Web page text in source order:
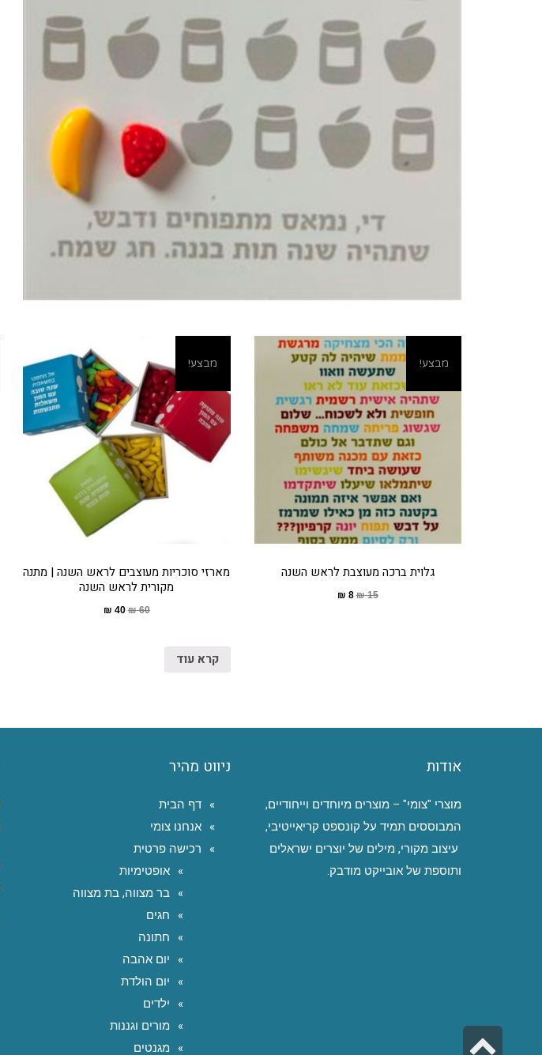
מוצרים קשורים
מבצע!
גלוית ברכה מעוצבת לראש השנה
15
₪
8
₪
מבצע!
מארזי סוכריות מעוצבים לראש השנה | מתנה
מקורית לראש השנה
60
₪
40
₪
קרא עוד
אודות
מוצרי "צומי" – מוצרים מיוחדים וייחודיים,
המבוססים תמיד על קונספט קריאייטיבי,
עיצוב מקורי, מילים של יוצרים ישראלים
ותוספת של אובייקט מודבק.
ניווט מהיר
דף הבית
אנחנו צומי
רכישה פרטית
אופטימיות
בר מצווה, בת מצווה
חגים
חתונה
יום אהבה
יום הולדת
ילדים
מורים וגננות
מגנטים
גלילה